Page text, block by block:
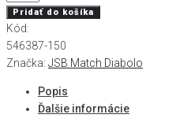
JSB
Exact
Jumbo
Beast
150ks
Pridať do košíka
Kód:
546387-150
Značka: JSB Match Diabolo
Popis
Ďalšie informácie